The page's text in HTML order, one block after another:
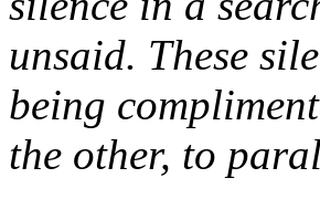
unsaid. These
being
the other, to